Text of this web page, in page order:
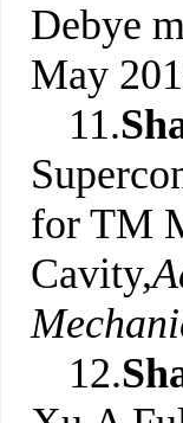
Debye
May
11.
for TM
Cavity,A
12.